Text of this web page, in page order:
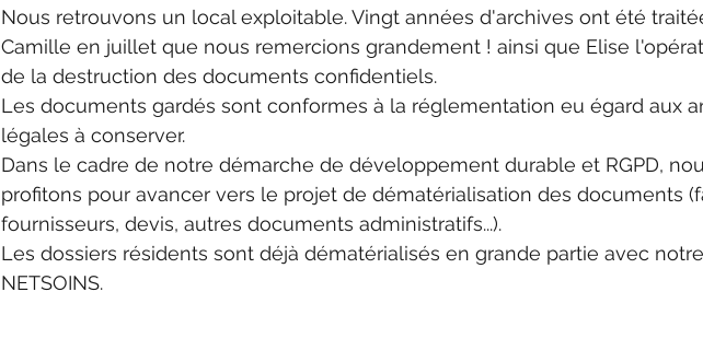
Nous retrouvons un local exploitable. Vingt années d'archives ont été
Camille en juillet que nous remercions grandement ! ainsi que Elise
de la destruction des documents confidentiels.
Les documents gardés sont conformes à la réglementation eu égard aux
légales à conserver.
Dans le cadre de notre démarche de développement durable et RGPD,
profitons pour avancer vers le projet de dématérialisation des documents
fournisseurs, devis, autres documents administratifs...).
Les dossiers résidents sont déjà dématérialisés en grande partie avec
NETSOINS.